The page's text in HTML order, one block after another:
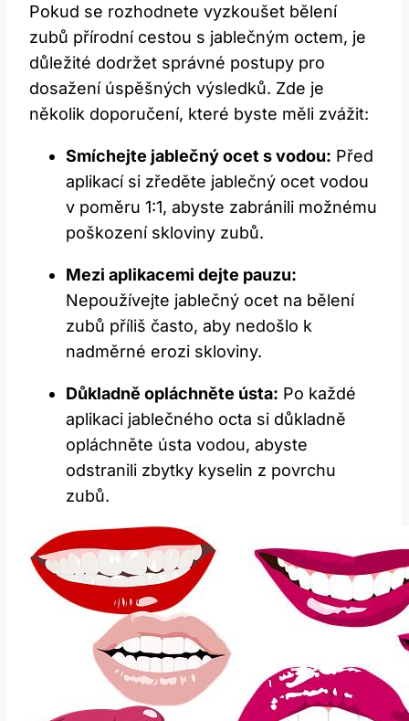
Pokud se rozhodnete vyzkoušet bělení
zubů přírodní cestou s jablečným octem, je
důležité dodržet správné postupy pro
dosažení úspěšných výsledků. Zde je
několik doporučení, které byste měli zvážit:
Smíchejte jablečný ocet s vodou: Před
aplikací si zředěte jablečný ocet vodou
v poměru 1:1, abyste zabránili možnému
poškození skloviny zubů.
Mezi aplikacemi dejte pauzu:
Nepoužívejte jablečný ocet na bělení
zubů příliš často, aby nedošlo k
nadměrné erozi skloviny.
Důkladně opláchněte ústa: Po každé
aplikaci jablečného octa si důkladně
opláchněte ústa vodou, abyste
odstranili zbytky kyselin z povrchu
zubů.